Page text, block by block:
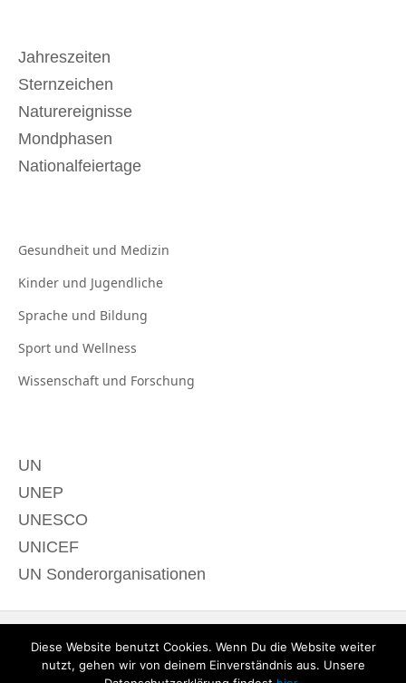
Jahreszeiten
Sternzeichen
Naturereignisse
Mondphasen
Nationalfeiertage
Gesundheit und Medizin
Kinder und Jugendliche
Sprache und Bildung
Sport und Wellness
Wissenschaft und Forschung
UN
UNEP
UNESCO
UNICEF
UN Sonderorganisationen
Diese Website benutzt Cookies. Wenn Du die Website weiter
nutzt, gehen wir von deinem Einverständnis aus. Unsere